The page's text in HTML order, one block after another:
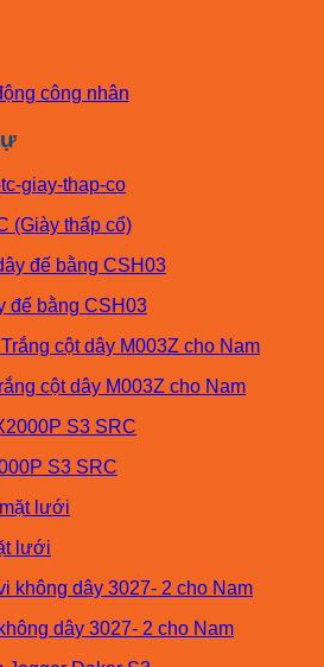
công nhân
(Giày thấp cổ)
đế bằng CSH03
cột dây M003Z cho Nam
S3 SRC
lưới
dây 3027- 2 cho Nam